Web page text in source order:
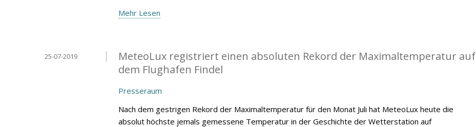
Mehr Lesen
MeteoLux registriert einen absoluten Rekord der Maximaltemperatur auf
dem Flughafen Findel
25-07-2019
Presseraum
Nach dem gestrigen Rekord der Maximaltemperatur für den Monat Juli hat MeteoLux heute die
absolut höchste jemals gemessene Temperatur in der Geschichte der Wetterstation auf